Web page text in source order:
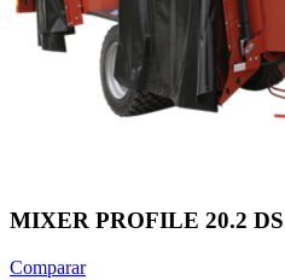
MIXER PROFILE 20.2 DS
Comparar